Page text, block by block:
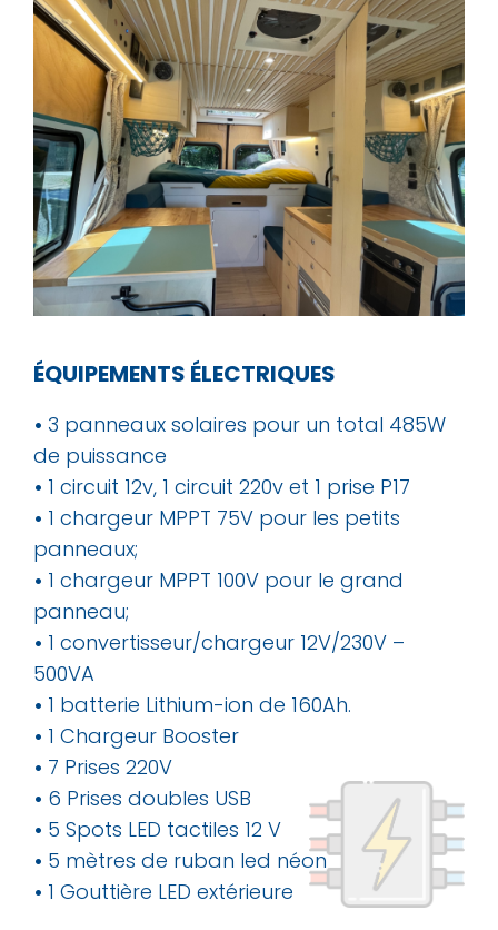
ÉQUIPEMENTS ÉLECTRIQUES
• 3 panneaux solaires pour un total 485W
de puissance
• 1 circuit 12v, 1 circuit 220v et 1 prise P17
• 1 chargeur MPPT 75V pour les petits
panneaux;
• 1 chargeur MPPT 100V pour le grand
panneau;
• 1 convertisseur/chargeur 12V/230V –
500VA
• 1 batterie Lithium-ion de 160Ah.
• 1 Chargeur Booster
• 7 Prises 220V
• 6 Prises doubles USB
• 5 Spots LED tactiles 12 V
• 5 mètres de ruban led néon
• 1 Gouttière LED extérieure